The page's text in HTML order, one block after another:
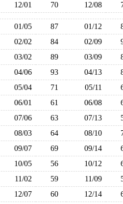
12/01 70 12/08
01/05 87 01/12
02/02 84 02/09
03/02 89 03/09
04/06 93 04/13
05/04 71 05/11
06/01 61 06/08
07/06 63 07/13
08/03 64 08/10
09/07 69 09/14
10/05 56 10/12
11/02 59 11/09
12/07 60 12/14